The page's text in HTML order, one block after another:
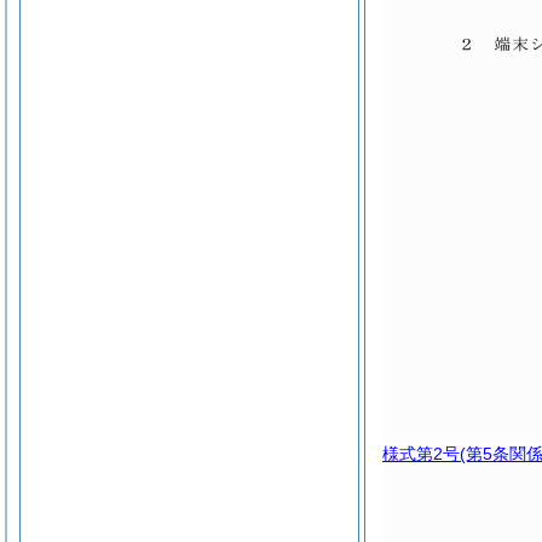
様式第2号(第5条関